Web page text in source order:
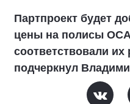
Партпроект будет
цены на полисы
соответствовали
подчеркнул